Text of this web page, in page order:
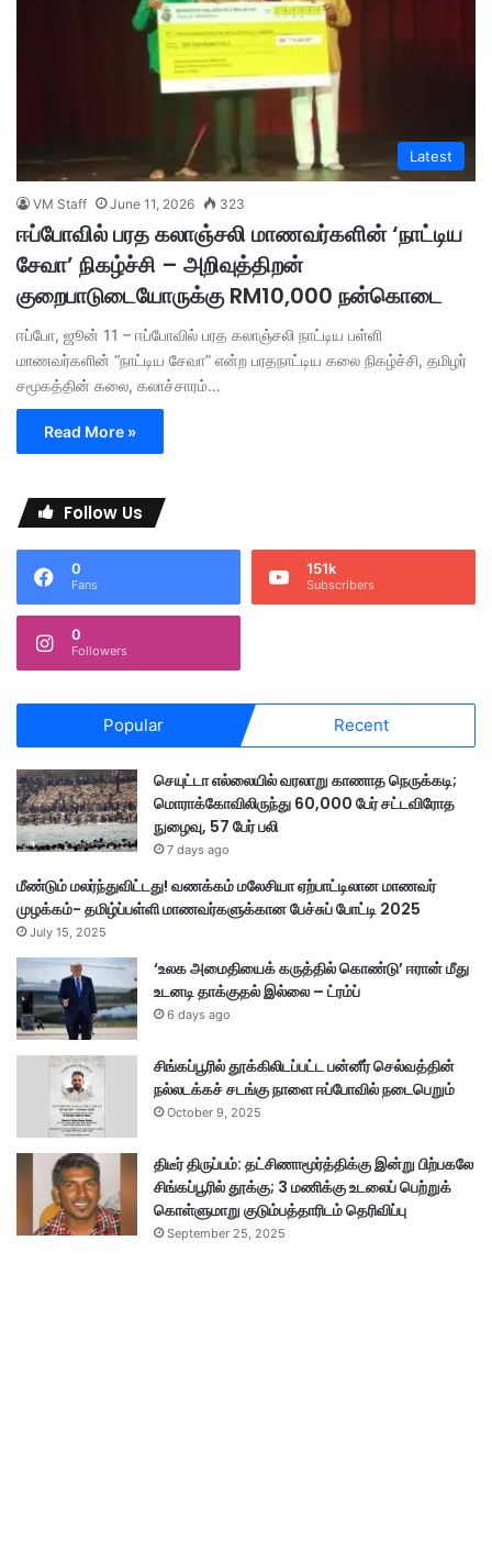
Latest
VM Staff June 11, 2026 323
ஈப்போவில் பரத கலாஞ்சலி மாணவர்களின் ‘நாட்டிய
சேவா’ நிகழ்ச்சி – அறிவுத்திறன்
குறைபாடுடையோருக்கு RM10,000 நன்கொடை
ஈப்போ, ஜூன் 11 – ஈப்போவில் பரத கலாஞ்சலி நாட்டிய பள்ளி
மாணவர்களின் “நாட்டிய சேவா” என்ற பரதநாட்டிய கலை நிகழ்ச்சி, தமிழர்
சமூகத்தின் கலை, கலாச்சாரம்…
Read More »
Follow Us
0
Fans
151k
Subscribers
0
Followers
Popular Recent
செயுட்டா எல்லையில் வரலாறு காணாத நெருக்கடி;
மொராக்கோவிலிருந்து 60,000 பேர் சட்டவிரோத
நுழைவு, 57 பேர் பலி
7 days ago
மீண்டும் மலர்ந்துவிட்டது! வணக்கம் மலேசியா ஏற்பாட்டிலான மாணவர்
முழக்கம்- தமிழ்ப்பள்ளி மாணவர்களுக்கான பேச்சுப் போட்டி 2025
July 15, 2025
‘உலக அமைதியைக் கருத்தில் கொண்டு’ ஈரான் மீது
உடனடி தாக்குதல் இல்லை – ட்ரம்ப்
6 days ago
சிங்கப்பூரில் தூக்கிலிடப்பட்ட பன்னீர் செல்வத்தின்
நல்லடக்கச் சடங்கு நாளை ஈப்போவில் நடைபெறும்
October 9, 2025
திடீர் திருப்பம்: தட்சிணாமூர்த்திக்கு இன்று பிற்பகலே
சிங்கப்பூரில் தூக்கு; 3 மணிக்கு உடலைப் பெற்றுக்
கொள்ளுமாறு குடும்பத்தாரிடம் தெரிவிப்பு
September 25, 2025